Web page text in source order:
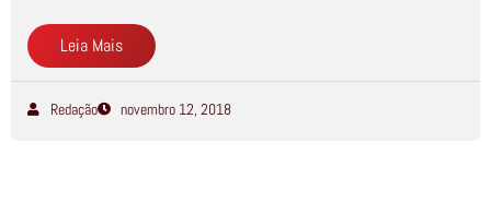
Leia Mais
Redação novembro 12, 2018